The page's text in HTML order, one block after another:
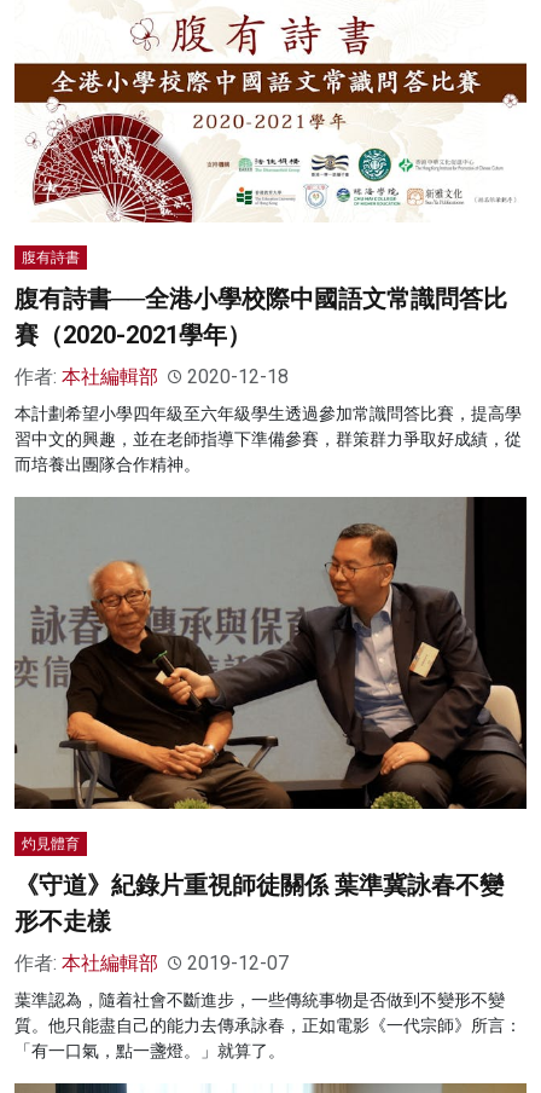
腹有詩書
腹有詩書──全港小學校際中國語文常識問答比
賽（2020-2021學年）
作者: 本社編輯部 2020-12-18
本計劃希望小學四年級至六年級學生透過參加常識問答比賽，提高學
習中文的興趣，並在老師指導下準備參賽，群策群力爭取好成績，從
而培養出團隊合作精神。
灼見體育
《守道》紀錄片重視師徒關係 葉準冀詠春不變
形不走樣
作者: 本社編輯部 2019-12-07
葉準認為，隨着社會不斷進步，一些傳統事物是否做到不變形不變
質。他只能盡自己的能力去傳承詠春，正如電影《一代宗師》所言：
「有一口氣，點一盞燈。」就算了。